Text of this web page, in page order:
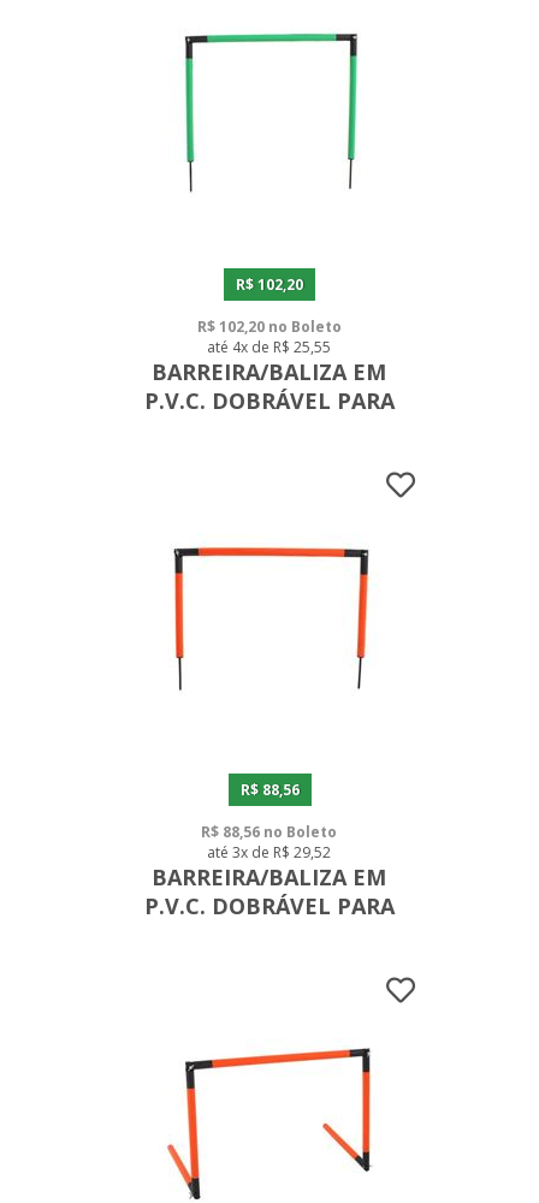
R$ 102,20
R$ 102,20 no Boleto
até 4x de R$ 25,55
BARREIRA/BALIZA EM
P.V.C. DOBRÁVEL PARA
R$ 88,56
R$ 88,56 no Boleto
até 3x de R$ 29,52
BARREIRA/BALIZA EM
P.V.C. DOBRÁVEL PARA